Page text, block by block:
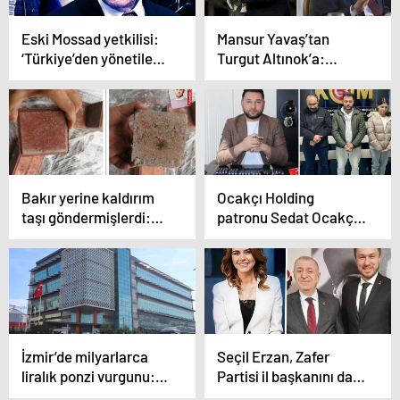
Eski Mossad yetkilisi:
‘Türkiye’den yönetilen
Hamas varlıklarıyla
ilgili konuştuk’
Mansur Yavaş’tan
Turgut Altınok’a:
‘Bilmiyorsanız, bu
konulardan
bahsetmeyeceksiniz’
Bakır yerine kaldırım
taşı göndermişlerdi:
Milyon dolarlık
vurgunda yeni gelişme!
Ocakçı Holding
patronu Sedat Ocakçı,
eşi ve 25 kişi
tutuklandı!
İzmir’de milyarlarca
liralık ponzi vurgunu:
Kendi elemanını da
Seçil Erzan, Zafer
Partisi il başkanını da
dolandırmış